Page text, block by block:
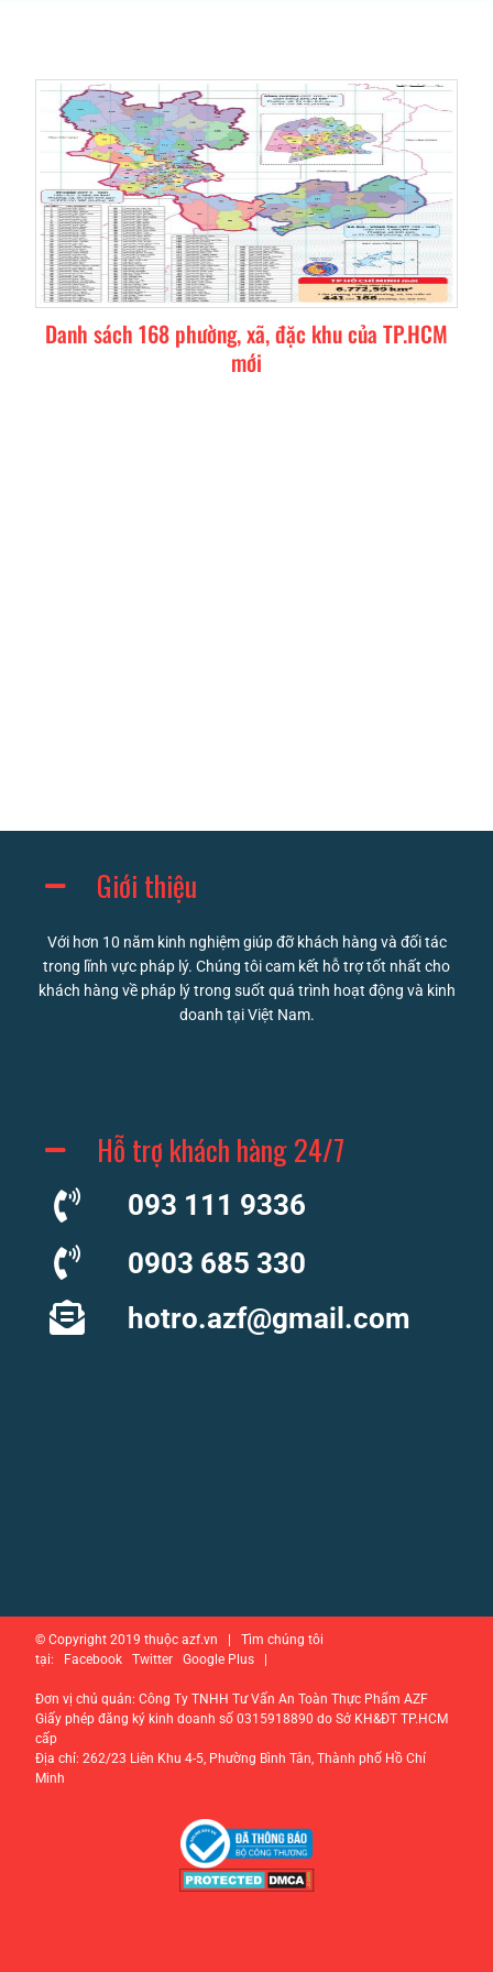
Danh sách 168 phường, xã, đặc khu của TP.HCM
mới
Giới thiệu
Với hơn 10 năm kinh nghiệm giúp đỡ khách hàng và đối tác
trong lĩnh vực pháp lý. Chúng tôi cam kết hỗ trợ tốt nhất cho
khách hàng về pháp lý trong suốt quá trình hoạt động và kinh
doanh tại Việt Nam.
Hỗ trợ khách hàng 24/7
093 111 9336
0903 685 330
hotro.azf@gmail.com
© Copyright 2019 thuộc azf.vn | Tìm chúng tôi
tại: Facebook Twitter Google Plus |
Đơn vị chủ quản: Công Ty TNHH Tư Vấn An Toàn Thực Phẩm AZF
Giấy phép đăng ký kinh doanh số 0315918890 do Sở KH&ĐT TP.HCM
cấp
Địa chỉ: 262/23 Liên Khu 4-5, Phường Bình Tân, Thành phố Hồ Chí
Minh